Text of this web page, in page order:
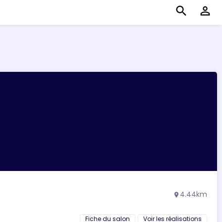
search perm_identity
location_on 4.44km
Fiche du salon Voir les réalisations